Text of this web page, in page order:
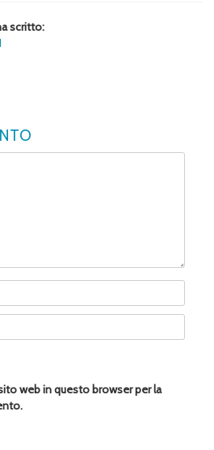
scritto:
web in questo browser per la